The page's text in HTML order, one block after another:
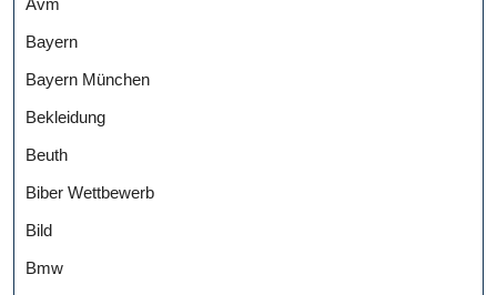
Avm
Bayern
Bayern München
Bekleidung
Beuth
Biber Wettbewerb
Bild
Bmw